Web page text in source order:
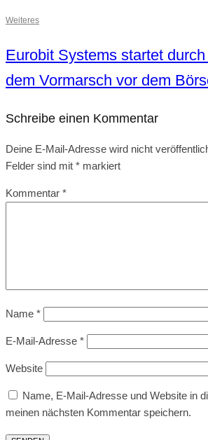
Weiteres
Eurobit Systems startet
dem Vormarsch vor dem
Schreibe einen Kommentar
Deine E-Mail-Adresse wird nicht
Felder sind mit * markiert
Kommentar *
Name *
E-Mail-Adresse *
Website
Name, E-Mail-Adresse und Website in
meinen nächsten Kommentar speichern.